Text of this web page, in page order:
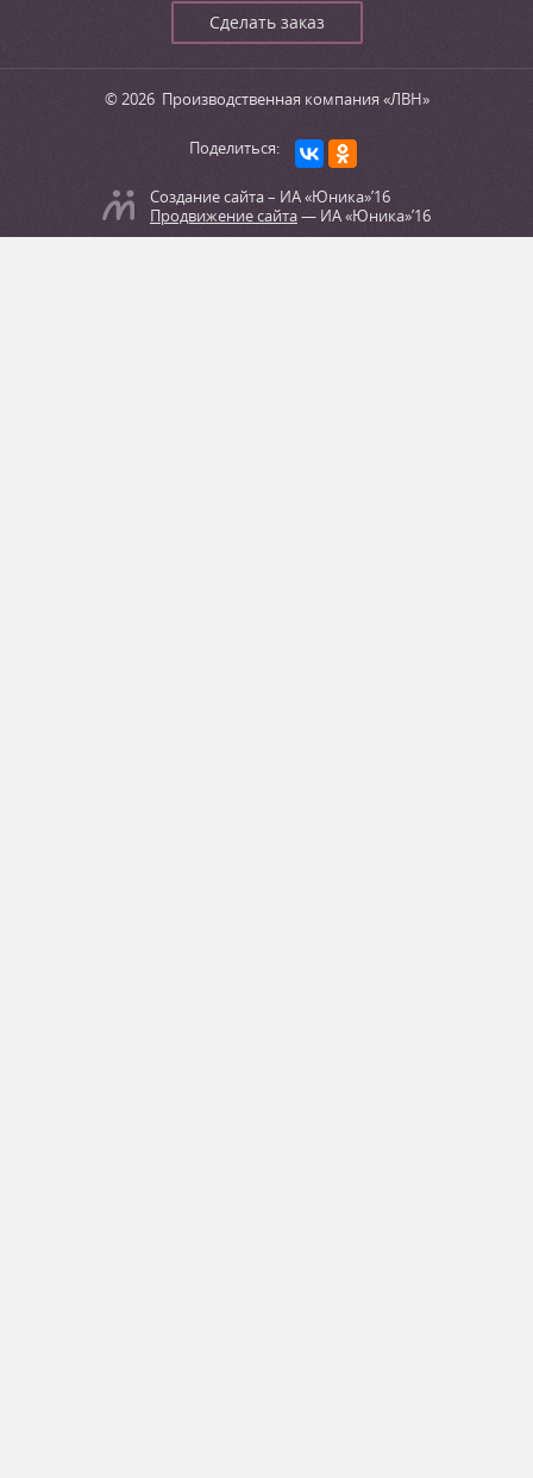
Сделать заказ
© 2026 Производственная компания «ЛВН»
Поделиться:
Создание сайта – ИА «Юника»’16
Продвижение сайта— ИА «Юника»’16